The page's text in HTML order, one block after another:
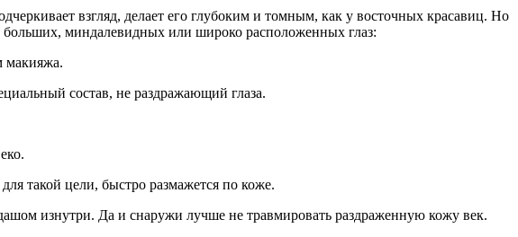
взгляд, делает его глубоким и томным, как у восточных красавиц. Но
больших, миндалевидных или широко расположенных глаз:
макияжа.
состав, не раздражающий глаза.
такой цели, быстро размажется по коже.
изнутри. Да и снаружи лучше не травмировать раздраженную кожу век.